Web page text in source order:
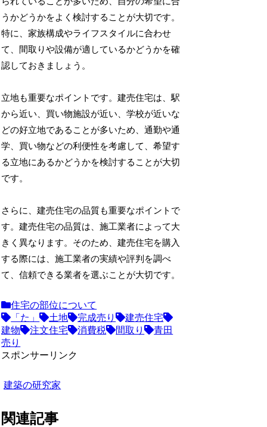
うかどうかをよく検討することが大切です。
特に、家族構成やライフスタイルに合わせ
て、間取りや設備が適しているかどうかを確
認しておきましょう。
立地も重要なポイントです。建売住宅は、駅
から近い、買い物施設が近い、学校が近いな
どの好立地であることが多いため、通勤や通
学、買い物などの利便性を考慮して、希望す
る立地にあるかどうかを検討することが大切
です。
さらに、建売住宅の品質も重要なポイントで
す。建売住宅の品質は、施工業者によって大
きく異なります。そのため、建売住宅を購入
する際には、施工業者の実績や評判を調べ
て、信頼できる業者を選ぶことが大切です。
住宅の部位について
「た」
土地 完成売り
建売住宅
建物
注文住宅 消費税 間取り
青田
売り
スポンサーリンク
建築の研究家
関連記事